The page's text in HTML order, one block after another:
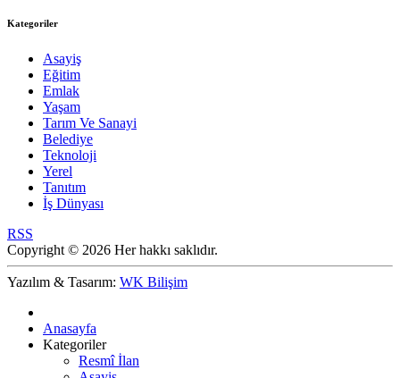
Kategoriler
Asayiş
Eğitim
Emlak
Yaşam
Tarım Ve Sanayi
Belediye
Teknoloji
Yerel
Tanıtım
İş Dünyası
RSS
Copyright © 2026 Her hakkı saklıdır.
Yazılım & Tasarım: WK Bilişim
Anasayfa
Kategoriler
Resmî İlan